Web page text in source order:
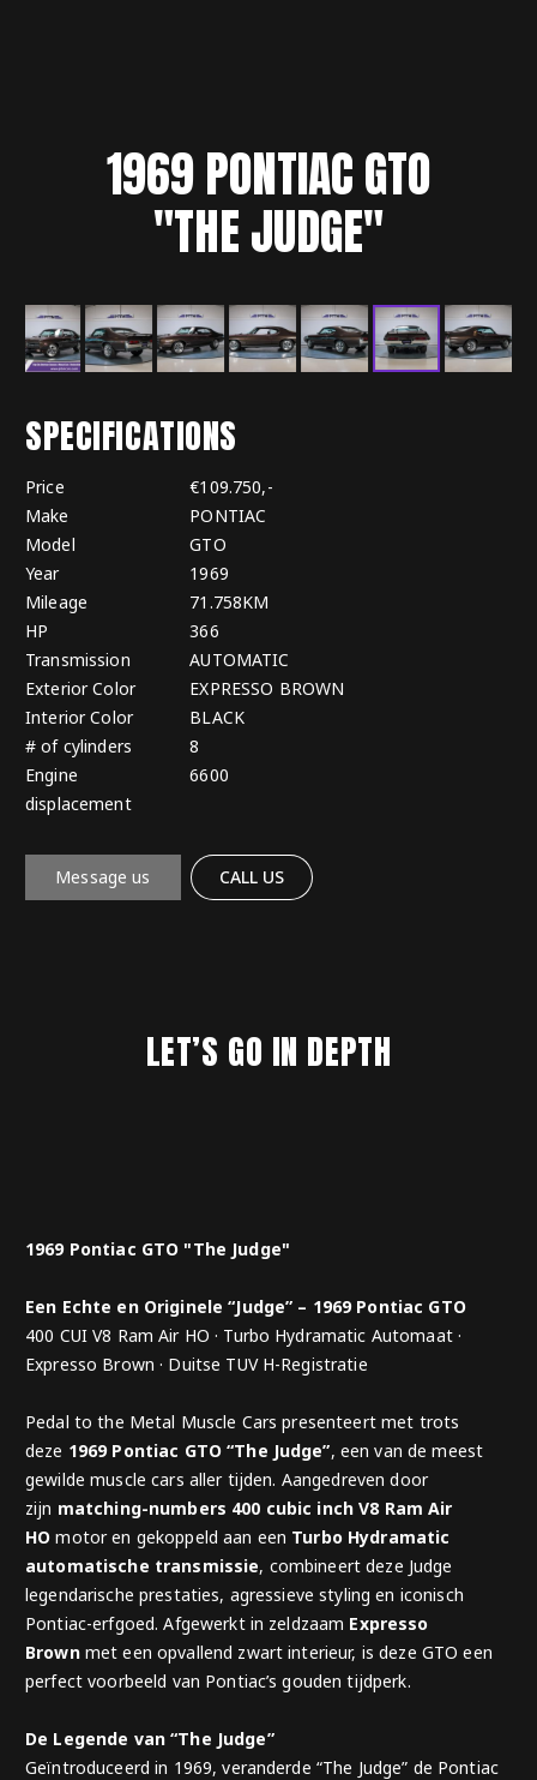
1969PONTIACGTO
"THE JUDGE"
SPECIFICATIONS
Price
€109.750,-
Make
PONTIAC
Model
GTO
Year
1969
Mileage
71.758KM
HP
366
Transmission
AUTOMATIC
Exterior Color
EXPRESSO BROWN
Interior Color
BLACK
# of cylinders
8
Engine
displacement
6600
Message us CALL US
LET’S GO IN DEPTH
1969 Pontiac GTO "The Judge"
Een Echte en Originele “Judge” – 1969 Pontiac GTO
400 CUI V8 Ram Air HO · Turbo Hydramatic Automaat ·
Expresso Brown · Duitse TUV H-Registratie
Pedal to the Metal Muscle Cars presenteert met trots
deze 1969 Pontiac GTO “The Judge”, een van de meest
gewilde muscle cars aller tijden. Aangedreven door
zijn matching-numbers 400 cubic inch V8 Ram Air
HO motor en gekoppeld aan een Turbo Hydramatic
automatische transmissie, combineert deze Judge
legendarische prestaties, agressieve styling en iconisch
Pontiac-erfgoed. Afgewerkt in zeldzaam Expresso
Brownmet een opvallend zwart interieur, is deze GTO een
perfect voorbeeld van Pontiac’s gouden tijdperk.
De Legende van “The Judge”
Geïntroduceerd in 1969, veranderde “The Judge” de Pontiac